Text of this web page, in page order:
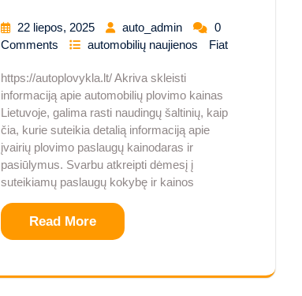
22 liepos, 2025 auto_admin
0
Comments
automobilių naujienos Fiat
https://autoplovykla.lt/ Akriva skleisti
informaciją apie automobilių plovimo kainas
Lietuvoje, galima rasti naudingų šaltinių, kaip
čia, kurie suteikia detalią informaciją apie
įvairių plovimo paslaugų kainodaras ir
pasiūlymus. Svarbu atkreipti dėmesį į
suteikiamų paslaugų kokybę ir kainos
Read More